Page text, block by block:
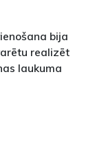
bija
realizēt
laukuma